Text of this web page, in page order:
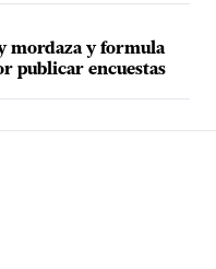
mordaza y formula
publicar encuestas